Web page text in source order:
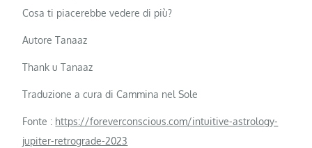
Cosa ti piacerebbe vedere di più?
Autore Tanaaz
Thank u Tanaaz
Traduzione a cura di Cammina nel Sole
Fonte : https://foreverconscious.com/intuitive-astrology-
jupiter-retrograde-2023